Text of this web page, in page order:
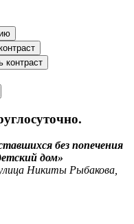
контраст
без попечения
дом»
Никиты Рыбакова,